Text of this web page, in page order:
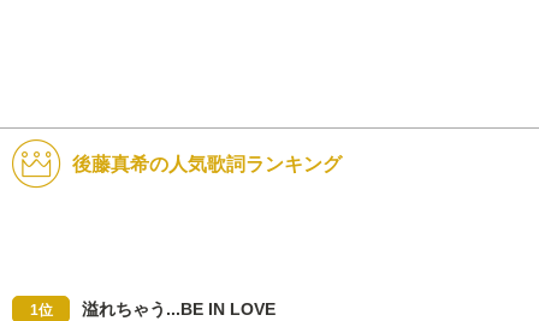
後藤真希の人気歌詞ランキング
1位 溢れちゃう...BE IN LOVE